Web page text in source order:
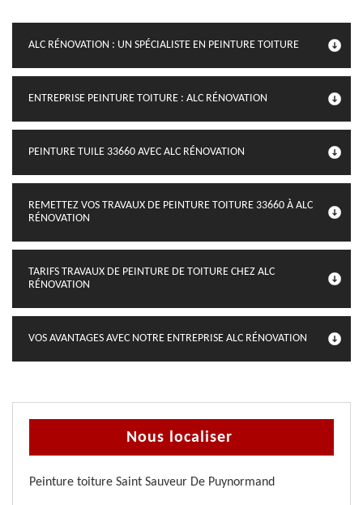
ALC RÉNOVATION : UN SPÉCIALISTE EN PEINTURE TOITURE
ENTREPRISE PEINTURE TOITURE : ALC RÉNOVATION
PEINTURE TUILE 33660 AVEC ALC RÉNOVATION
REMETTEZ VOS TRAVAUX DE PEINTURE TOITURE 33660 À ALC
RÉNOVATION
TARIFS TRAVAUX DE PEINTURE DE TOITURE CHEZ ALC
RÉNOVATION
VOS AVANTAGES AVEC NOTRE ENTREPRISE ALC RÉNOVATION
Nous localiser
Peinture toiture Saint Sauveur De Puynormand